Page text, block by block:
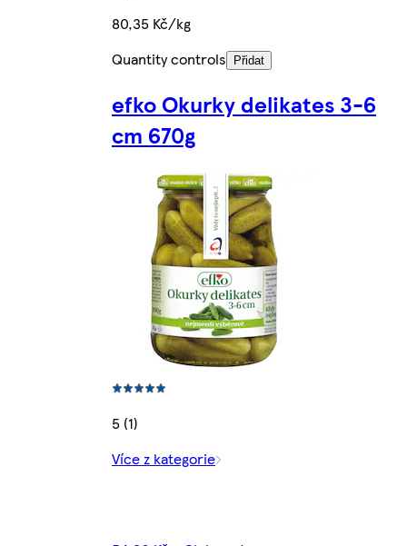
80,35 Kč/kg
Quantity controls
Přidat
efko Okurky delikates 3-6
cm 670g
5 (1)
Více z kategorie